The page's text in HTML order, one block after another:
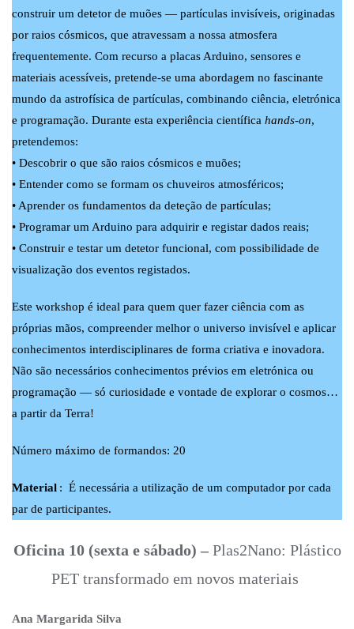
construir um detetor de muões — partículas invisíveis, originadas
por raios cósmicos, que atravessam a nossa atmosfera
frequentemente. Com recurso a placas Arduino, sensores e
materiais acessíveis, pretende-se uma abordagem no fascinante
mundo da astrofísica de partículas, combinando ciência, eletrónica
e programação. Durante esta experiência científica hands-on,
pretendemos:
• Descobrir o que são raios cósmicos e muões;
• Entender como se formam os chuveiros atmosféricos;
• Aprender os fundamentos da deteção de partículas;
• Programar um Arduino para adquirir e registar dados reais;
• Construir e testar um detetor funcional, com possibilidade de
visualização dos eventos registados.
Este workshop é ideal para quem quer fazer ciência com as
próprias mãos, compreender melhor o universo invisível e aplicar
conhecimentos interdisciplinares de forma criativa e inovadora.
Não são necessários conhecimentos prévios em eletrónica ou
programação — só curiosidade e vontade de explorar o cosmos…
a partir da Terra!
Número máximo de formandos: 20
Material : É necessária a utilização de um computador por cada
par de participantes.
Oficina 10 (sexta e sábado) – Plas2Nano: Plástico
PET transformado em novos materiais
Ana Margarida Silva